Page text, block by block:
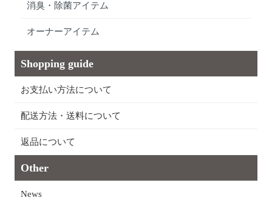
消臭・除菌アイテム
オーナーアイテム
Shopping guide
お支払い方法について
配送方法・送料について
返品について
Other
News